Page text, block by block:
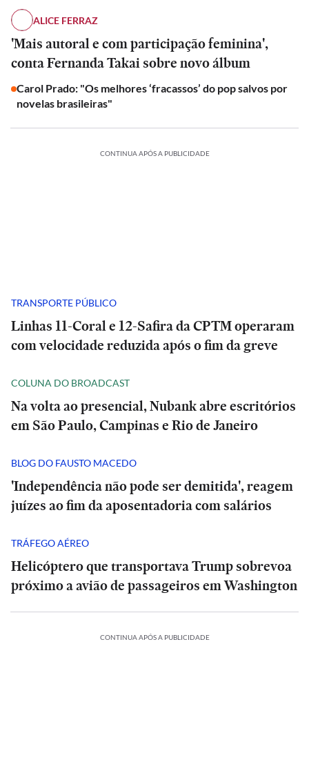
ALICE FERRAZ
'Mais autoral e com participação feminina',
conta Fernanda Takai sobre novo álbum
Carol Prado: "Os melhores ‘fracassos’ do pop salvos por
novelas brasileiras"
CONTINUA APÓS A PUBLICIDADE
TRANSPORTE PÚBLICO
Linhas 11-Coral e 12-Safira da CPTM operaram
com velocidade reduzida após o fim da greve
COLUNA DO BROADCAST
Na volta ao presencial, Nubank abre escritórios
em São Paulo, Campinas e Rio de Janeiro
BLOG DO FAUSTO MACEDO
'Independência não pode ser demitida', reagem
juízes ao fim da aposentadoria com salários
TRÁFEGO AÉREO
Helicóptero que transportava Trump sobrevoa
próximo a avião de passageiros em Washington
CONTINUA APÓS A PUBLICIDADE